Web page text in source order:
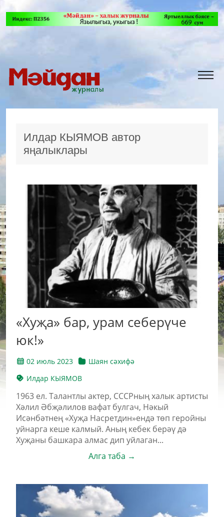
Илдар КЫЯМОВ автор
яңалыклары
«Хуҗа» бар, урам себерүче
юк!»
02 июль 2023
Шаян сәхифә
Илдар КЫЯМОВ
1963 ел. Талантлы актер, СССРның халык артисты
Хәлил Әбҗәлилов вафат булгач, Нәкый
Исәнбәтнең «Хуҗа Насретдин»ендә төп геройны
уйнарга кеше калмый. Аның кебек берәү дә
Хуҗаны башкара алмас дип уйлаган...
Алга таба →